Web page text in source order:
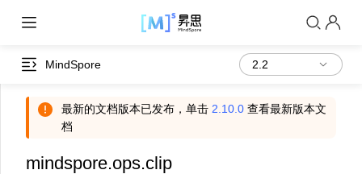
MindSpore
最新的文档版本已发布，单击 2.10.0 查看最新版本文
档
mindspore.ops.clip